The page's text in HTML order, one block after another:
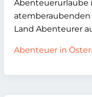
Abenteuerurlaube
Land Abenteurer
Abenteuer in